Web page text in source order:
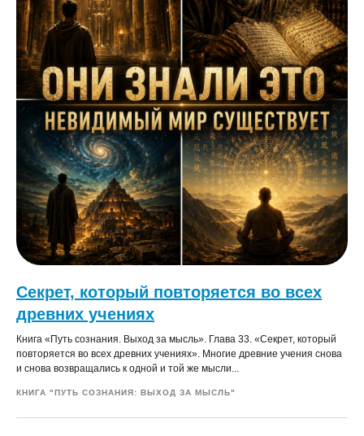
Секрет, который повторяется во всех
древних учениях
Книга «Путь сознания. Выход за мысль». Глава 33. «Секрет, который
повторяется во всех древних учениях». Многие древние учения снова
и снова возвращались к одной и той же мысли...
КНИГА "ПУТЬ СОЗНАНИЯ: ВЫХОД ЗА МЫСЛЬ"